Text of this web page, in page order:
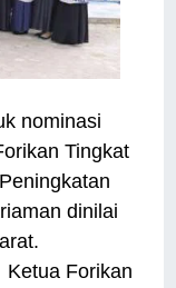
nominasi
Tingkat
dinilai
Forikan